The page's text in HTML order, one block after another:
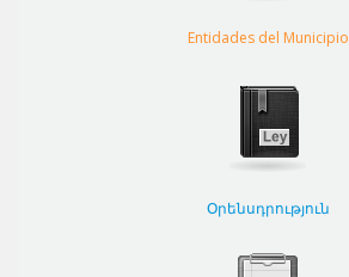
Entidades del Municipio
Օրենսդրություն